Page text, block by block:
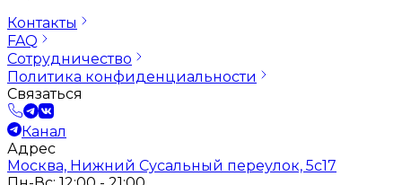
Контакты
FAQ
Сотрудничество
Политика конфиденциальности
Связаться
Канал
Адрес
Москва, Нижний Сусальный переулок, 5с17